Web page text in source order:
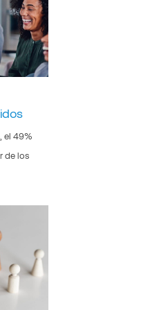
el 49%
de los